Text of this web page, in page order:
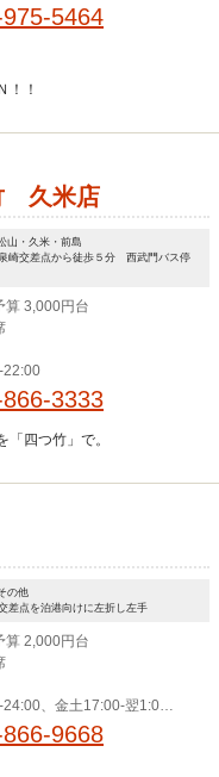
5464
！！
久米店
山・久米・前島
崎交差点から徒歩５分 西武門バス停
算 3,000円台
22:00
3333
四つ竹」で。
の他
差点を泊港向けに左折し左手
算 2,000円台
24:00、金土17:00-翌1:0
23:009668